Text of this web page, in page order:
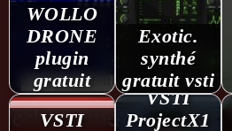
WOLLO
DRONE
plugin
gratuit
Exotic.
synthé
gratuit vsti
VSTI
VSTI
ProjectX1